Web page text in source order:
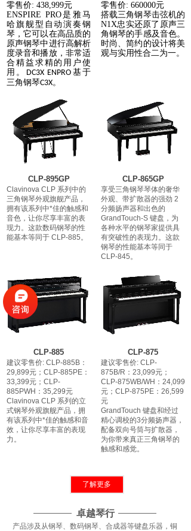
零售价: 438,999元
ENSPIRE PRO是雅马
哈旗舰型自动演奏钢
琴，它可以在高品质的
原声钢琴中进行高解析
度录音和播放，非常适
合精益求精的用户使
用。 DC3X ENPRO 基于
三角钢琴C3X。
零售价: 660000元
搭载三角钢琴击弦机的
N1X忠实还原了原声三
角钢琴的手感及音色。
时尚、简约的设计将美
观与实用性合二为一。
CLP-895GP
Clavinova CLP 系列中的
三角钢琴外观旗舰产品，
拥有该系列中*佳的触感和
音色，让你尽享丰富的表
现力。这款数码钢琴的性
能基本等同于 CLP-885。
CLP-865GP
享受三角钢琴琴体的奢华
外观、带扩散器的强劲 2
分频扬声器和出色的
GrandTouch-S 键盘，为
各种水平的钢琴家提供具
有突破性的表现力。这款
钢琴的性能基本等同于
CLP-845。
CLP-885
建议零售价: CLP-885B：
29,899元；CLP-885PE：
33,399元；CLP-
885PWH：35,299元
Clavinova CLP 系列的立
式钢琴外观旗舰产品，拥
有该系列中*佳的触感和音
效，让你尽享丰富的表现
力。
CLP-875
建议零售价: CLP-
875B/R：23,099元；
CLP-875WB/WH：24,099
元；CLP-875PE：26,599
元
GrandTouch 键盘和经过
精心调校的3分频扬声器，
配备双向号筒与扩散器，
为你带来真正三角钢琴的
触感和感觉。
了解更多
产品涉及从钢琴、数码钢琴、合成器等键盘乐器，铜
卓越琴行